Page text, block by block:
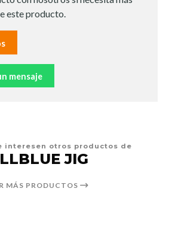
este producto.
mensaje
interesen otros productos de
JIG
MÁS PRODUCTOS